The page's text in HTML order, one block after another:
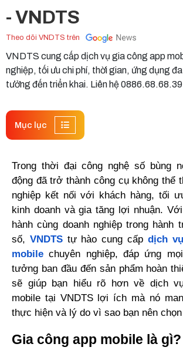
- VNDTS
Theo dõi VNDTS trên
VNDTS cung cấp dịch vụ gia công app
nghiệp, tối ưu chi phí, thời gian, ứng dụng
tưởng đến triển khai. Liên hệ 0886.68.68.39
Mục lục
Trong thời đại công nghệ số bùng
động đã trở thành công cụ không thể
nghiệp kết nối với khách hàng, tối
kinh doanh và gia tăng lợi nhuận.
hành cùng doanh nghiệp trong hành
số, VNDTS tự hào cung cấp dịch
mobile chuyên nghiệp, đáp ứng
tưởng ban đầu đến sản phẩm hoàn
sẽ giúp bạn hiểu rõ hơn về dịch
mobile tại VNDTS lợi ích mà nó
thực hiện và lý do vì sao bạn nên
Gia công app mobile là gì?